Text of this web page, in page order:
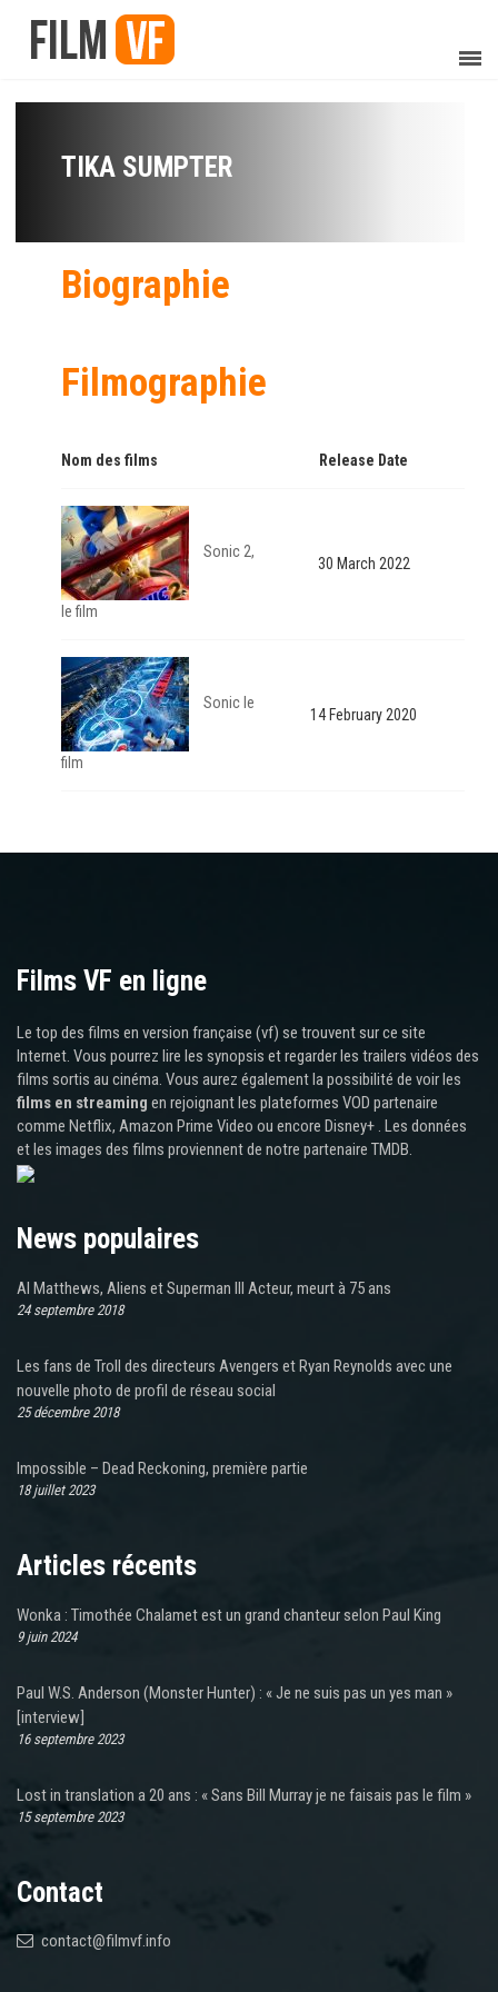
TIKA SUMPTER
Biographie
Filmographie
Nom des films Release Date
Sonic 2,
le film
30 March 2022
Sonic le
film
14 February 2020
Films VF en ligne
Le top des films en version française (vf) se trouvent sur ce site
Internet. Vous pourrez lire les synopsis et regarder les trailers vidéos des
films sortis au cinéma. Vous aurez également la possibilité de voir les
films en streaming en rejoignant les plateformes VOD partenaire
comme Netflix, Amazon Prime Video ou encore Disney+ . Les données
et les images des films proviennent de notre partenaire TMDB.
News populaires
Al Matthews, Aliens et Superman III Acteur, meurt à 75 ans
24 septembre 2018
Les fans de Troll des directeurs Avengers et Ryan Reynolds avec une
nouvelle photo de profil de réseau social
25 décembre 2018
Impossible – Dead Reckoning, première partie
18 juillet 2023
Articles récents
Wonka : Timothée Chalamet est un grand chanteur selon Paul King
9 juin 2024
Paul W.S. Anderson (Monster Hunter) : « Je ne suis pas un yes man »
[interview]
16 septembre 2023
Lost in translation a 20 ans : « Sans Bill Murray je ne faisais pas le film »
15 septembre 2023
Contact
contact@filmvf.info